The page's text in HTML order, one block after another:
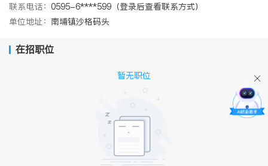
联系电话： 0595-6****599（登录后查看联系方式）
单位地址： 南埔镇沙格码头
在招职位
暂无职位